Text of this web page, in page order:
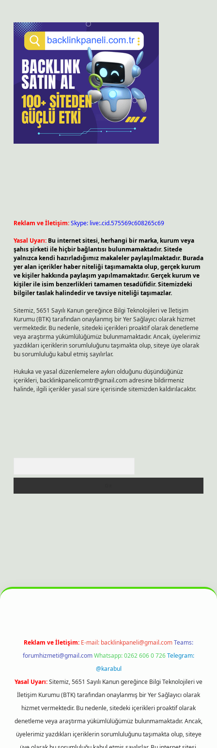
Reklam ve İletişim:Skype: live:.cid.575569c608265c69
Yasal Uyarı: Bu internet sitesi, herhangi bir marka, kurum veya
şahıs şirketi ile hiçbir bağlantısı bulunmamaktadır. Sitede
yalnızca kendi hazırladığımız makaleler paylaşılmaktadır. Burada
yer alan içerikler haber niteliği taşımamakta olup, gerçek kurum
ve kişiler hakkında paylaşım yapılmamaktadır. Gerçek kurum ve
kişiler ile isim benzerlikleri tamamen tesadüfidir. Sitemizdeki
bilgiler taslak halindedir ve tavsiye niteliği taşımazlar.
Sitemiz, 5651 Sayılı Kanun gereğince Bilgi Teknolojileri ve İletişim
Kurumu (BTK) tarafından onaylanmış bir Yer Sağlayıcı olarak hizmet
vermektedir. Bu nedenle, sitedeki içerikleri proaktif olarak denetleme
veya araştırma yükümlülüğümüz bulunmamaktadır. Ancak, üyelerimiz
yazdıkları içeriklerin sorumluluğunu taşımakta olup, siteye üye olarak
bu sorumluluğu kabul etmiş sayılırlar.
Hukuka ve yasal düzenlemelere aykırı olduğunu düşündüğünüz
içerikleri, backlinkpanelicomtr@gmail.comadresine bildirmeniz
halinde, ilgili içerikler yasal süre içerisinde sitemizden kaldırılacaktır.
sitesi
Reklam ve İletişim: E-mail: backlinkpaneli@gmail.comTeams:
forumhizmeti@gmail.comWhatsapp: 0262 606 0 726Telegram:
@karabul
Yasal Uyarı:Sitemiz, 5651 Sayılı Kanun gereğince Bilgi Teknolojileri ve
İletişim Kurumu (BTK) tarafından onaylanmış bir Yer Sağlayıcı olarak
hizmet vermektedir. Bu nedenle, sitedeki içerikleri proaktif olarak
denetleme veya araştırma yükümlülüğümüz bulunmamaktadır. Ancak,
üyelerimiz yazdıkları içeriklerin sorumluluğunu taşımakta olup, siteye